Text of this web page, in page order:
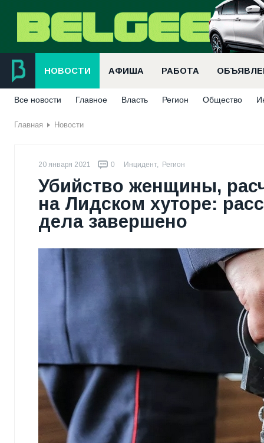
НОВОСТИ АФИША РАБОТА
Все новости Главное Власть Регион Общество
Главная Новости
20 января 2021 0 Инцидент, Регион
Убийство женщины,
на Лидском хуторе:
дела завершено